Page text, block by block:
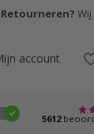
Retourneren?
account
5612